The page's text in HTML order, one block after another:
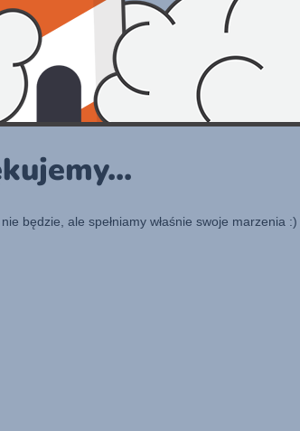
będzie, ale spełniamy właśnie swoje marzenia :)